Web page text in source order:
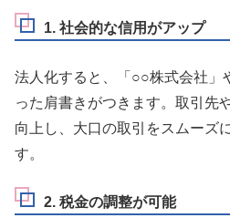
1. 社会的な信用がアップ
法人化すると、「○○株式会社
った肩書きがつきます。取引先
向上し、大口の取引をスムーズ
す。
2. 税金の調整が可能